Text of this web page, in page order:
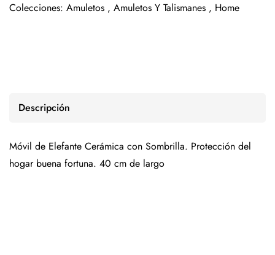
Colecciones: Amuletos , Amuletos Y Talismanes , Home
Descripción
Móvil de Elefante Cerámica con Sombrilla. Protección del
hogar buena fortuna. 40 cm de largo